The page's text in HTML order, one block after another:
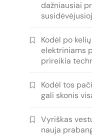
dažniausiai
Kodėl po
elektriniams
prireikia
Kodėl tos
gali skonis
Vyriškas
nauja